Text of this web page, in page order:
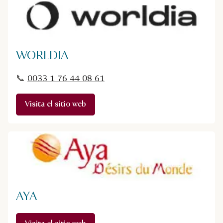
WORLDIA
📞 0033 1 76 44 08 61
Visita el sitio web
AYA